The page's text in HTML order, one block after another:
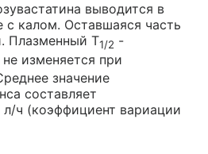
выводится в
с калом. Оставшаяся часть
Плазменный T1/2 -
не изменяется при
значение
составляет
л/ч (коэффициент вариации